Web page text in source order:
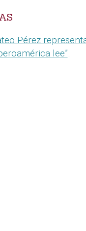
Pérez
lee”.